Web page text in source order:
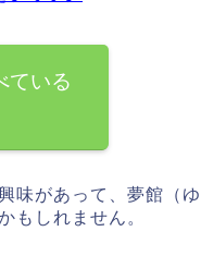
ている
味があって、夢館（ゆ
もしれません。